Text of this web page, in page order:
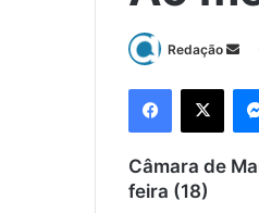
Redação
Câmara de
feira (18)